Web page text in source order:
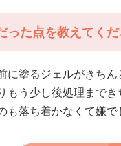
った点を教えてく
に塗るジェルがきち
もう少し後処理まで
も落ち着かなくて嫌で